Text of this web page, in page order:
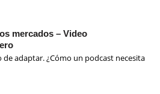
mercados – Video
adaptar. ¿Cómo un podcast necesita